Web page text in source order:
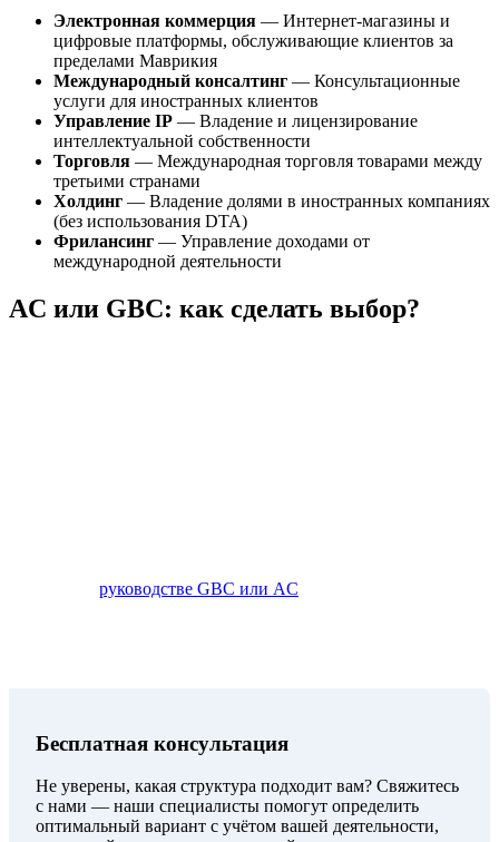
Электронная коммерция — Интернет-магазины и
цифровые платформы, обслуживающие клиентов за
пределами Маврикия
Международный консалтинг — Консультационные
услуги для иностранных клиентов
Управление IP — Владение и лицензирование
интеллектуальной собственности
Торговля — Международная торговля товарами между
третьими странами
Холдинг — Владение долями в иностранных компаниях
(без использования DTA)
Фрилансинг — Управление доходами от
международной деятельности
AC или GBC: как сделать выбор?
руководстве GBC или AC
Бесплатная консультация
Не уверены, какая структура подходит вам? Свяжитесь
с нами — наши специалисты помогут определить
оптимальный вариант с учётом вашей деятельности,